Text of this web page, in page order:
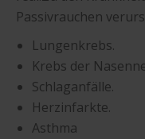
Passivrauchen
Lungenkrebs.
Krebs der
Schlaganfälle.
Herzinfarkte.
Asthma